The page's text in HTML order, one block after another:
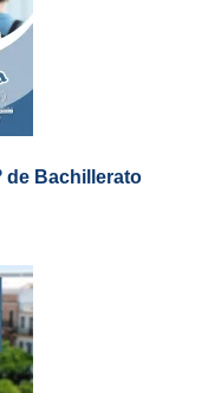
de Bachillerato